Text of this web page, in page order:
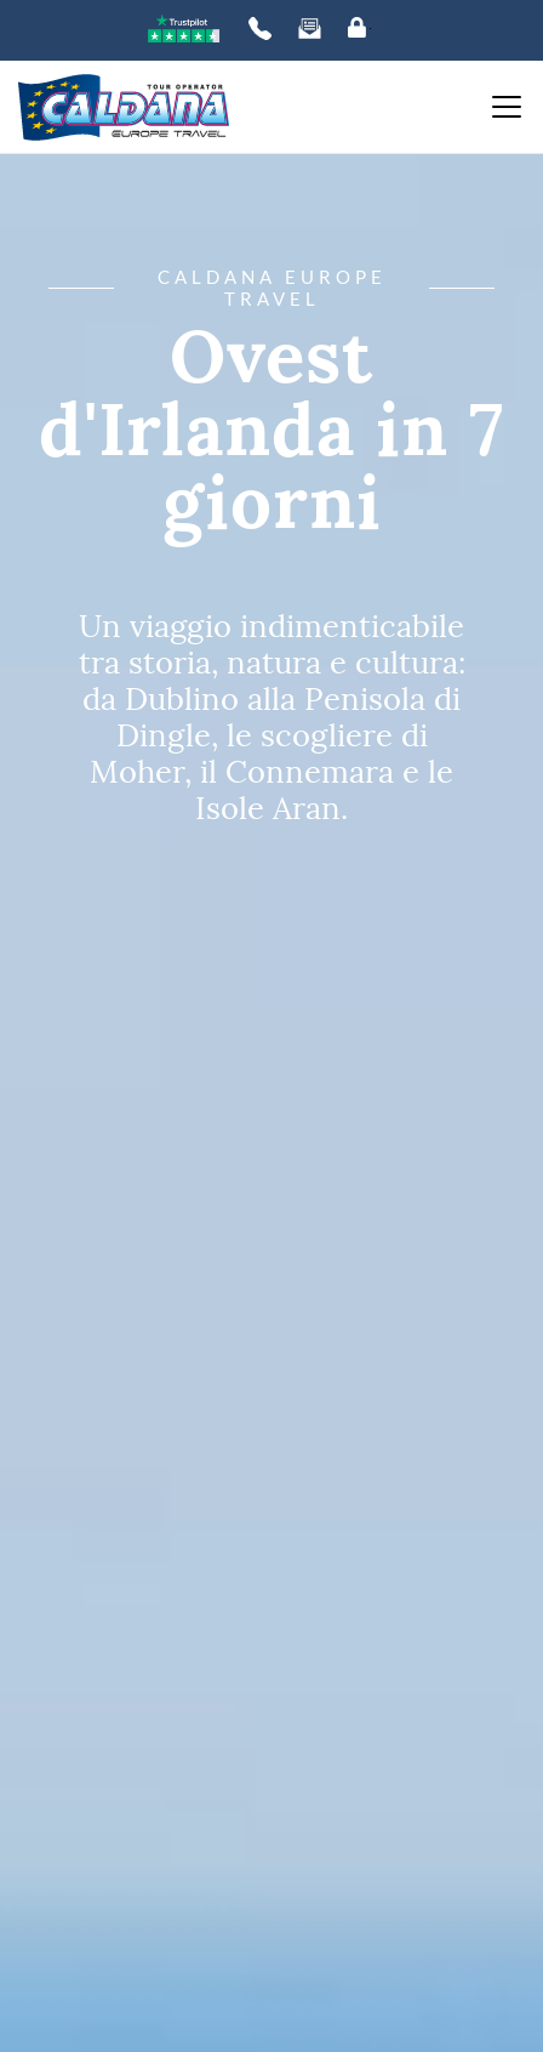
CALDANA EUROPE
TRAVEL
Ovest
d'Irlanda in 7
giorni
Un viaggio indimenticabile
tra storia, natura e cultura:
da Dublino alla Penisola di
Dingle, le scogliere di
Moher, il Connemara e le
Isole Aran.